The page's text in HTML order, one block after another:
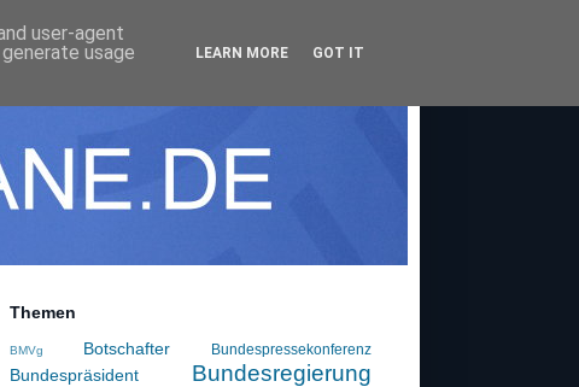
Themen
BMVg Botschafter Bundespressekonferenz
Bundespräsident
Bundesregierung
user-agent
usage
LEARN MORE GOT IT